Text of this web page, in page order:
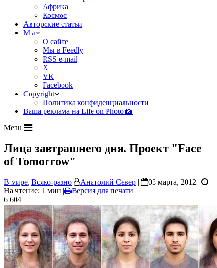
Африка
Космос
Авторские статьи
Мы
О сайте
Мы в Feedly
RSS e-mail
X
VK
Facebook
Copyright
Политика конфиденциальности
Ваша реклама на Life on Photo 📸
Menu
Лица завтрашнего дня. Проект "Face
of Tomorrow"
В мире, Всяко-разно Анатолий Север |
03 марта, 2012 |
На чтение: 1 мин |
Версия для печати
6 604